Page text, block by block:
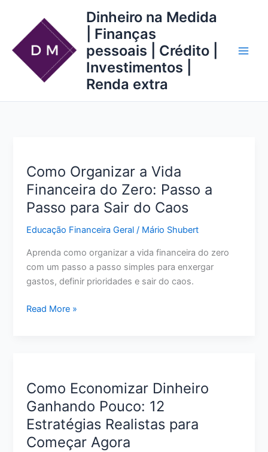
conteúdo
Dinheiro na Medida
| Finanças
pessoais | Crédito |
Investimentos |
Renda extra
Como Organizar a Vida
Financeira do Zero: Passo a
Passo para Sair do Caos
Educação Financeira Geral / Mário Shubert
Aprenda como organizar a vida financeira do zero
com um passo a passo simples para enxergar
gastos, definir prioridades e sair do caos.
Como
Zero:
Passo
a
Passo
Read More »
Como Economizar Dinheiro
Ganhando Pouco: 12
Estratégias Realistas para
Começar Agora